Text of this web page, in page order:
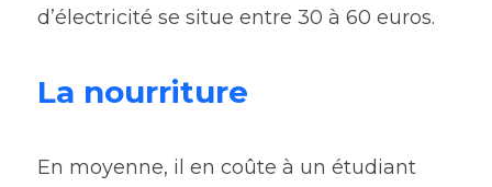
d’électricité se situe entre 30 à 60 euros.
La nourriture
En moyenne, il en coûte à un étudiant